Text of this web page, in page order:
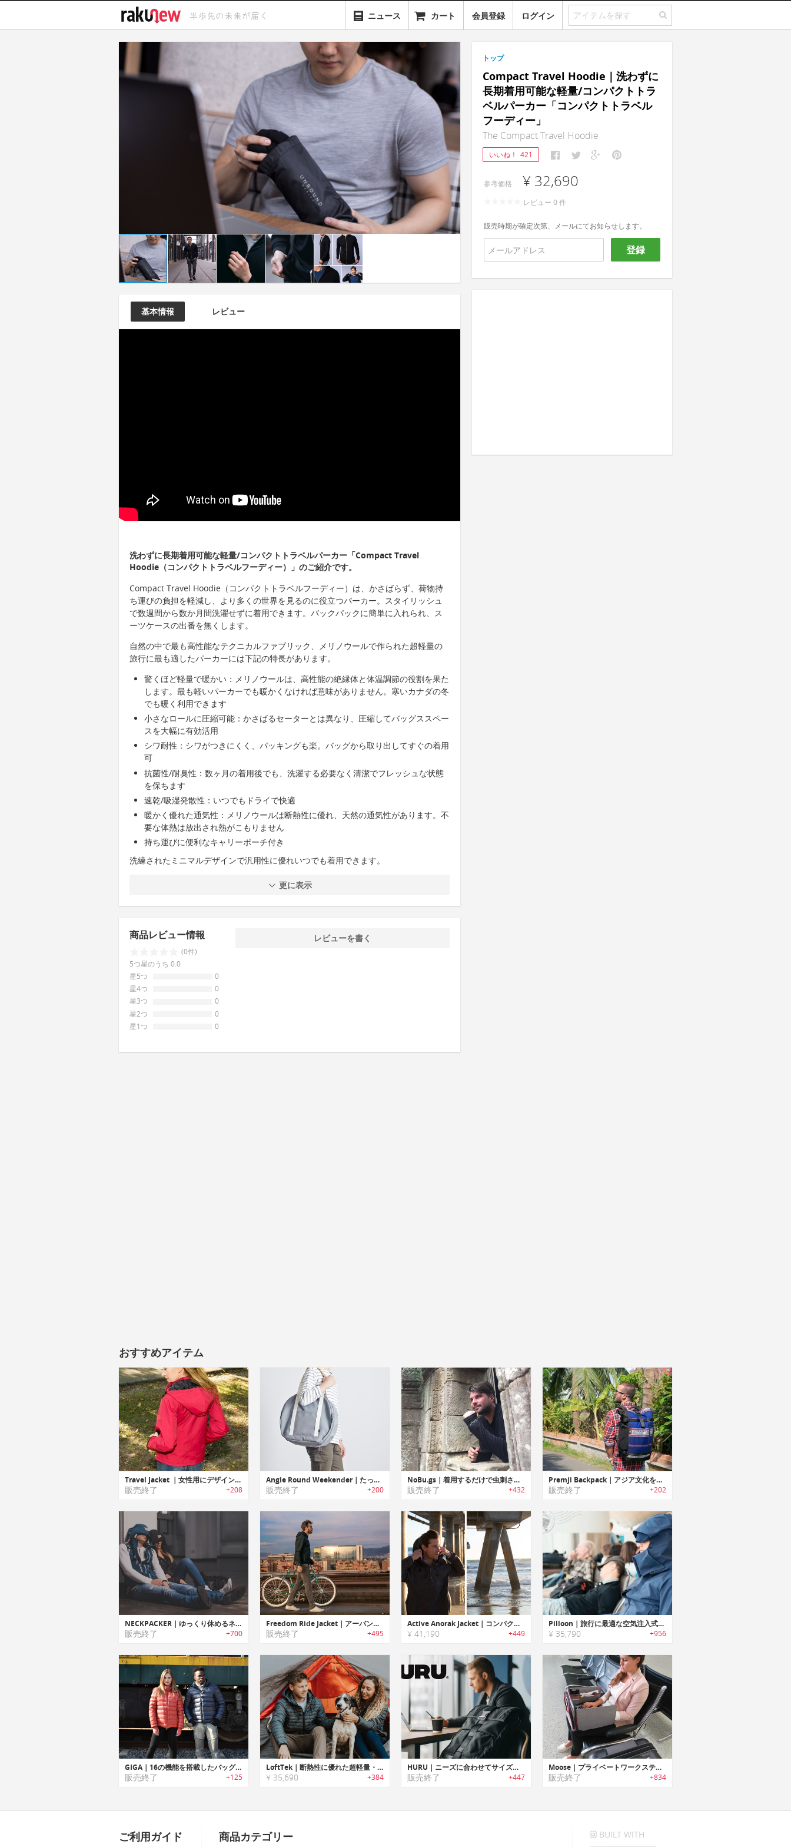
ニュース カート 会員登録 ログイン
基本情報 レビュー
洗わずに長期着用可能な軽量/コンパクトトラベルパーカー「Compact Travel
Hoodie（コンパクトトラベルフーディー）」のご紹介です。
Compact Travel Hoodie（コンパクトトラベルフーディー）は、かさばらず、荷物持
ち運びの負担を軽減し、より多くの世界を見るのに役立つパーカー。スタイリッシュ
で数週間から数か月間洗濯せずに着用できます。バックパックに簡単に入れられ、ス
ーツケースの出番を無くします。
自然の中で最も高性能なテクニカルファブリック、メリノウールで作られた超軽量の
旅行に最も適したパーカーには下記の特長があります。
驚くほど軽量で暖かい：メリノウールは、高性能の絶縁体と体温調節の役割を果た
します。最も軽いパーカーでも暖かくなければ意味がありません。寒いカナダの冬
でも暖く利用できます
小さなロールに圧縮可能：かさばるセーターとは異なり、圧縮してバッグススペー
スを大幅に有効活用
シワ耐性：シワがつきにくく、パッキングも楽。バッグから取り出してすぐの着用
可
抗菌性/耐臭性：数ヶ月の着用後でも、洗濯する必要なく清潔でフレッシュな状態
を保ちます
速乾/吸湿発散性：いつでもドライで快適
暖かく優れた通気性：メリノウールは断熱性に優れ、天然の通気性があります。不
要な体熱は放出され熱がこもりません
持ち運びに便利なキャリーポーチ付き
洗練されたミニマルデザインで汎用性に優れいつでも着用できます。
更に表示
商品レビュー情報
(0件)
5つ星のうち 0.0
星5つ
0
星4つ
0
星3つ
0
星2つ
0
星1つ
0
レビューを書く
トップ
Compact Travel Hoodie｜洗わずに
長期着用可能な軽量/コンパクトトラ
ベルパーカー「コンパクトトラベル
フーディー」
The Compact Travel Hoodie
いいね！ 421
参考価格 ¥ 32,690
レビュー 0 件
販売時期が確定次第、メールにてお知らせします。
登録
おすすめアイテム
Travel Jacket ｜女性用にデザインされた収納力抜群のトラベルジャケット
販売終了 +208
Angie Round Weekender｜たっぷり収納のコンパクトラウンド型トラベルバッグ「アンジーラウンドウィークエンダー」
販売終了 +200
NoBu.gs｜着用するだけで虫刺されからあなたを守るトラベルパーカー「ノーバグズ」
販売終了 +432
Premji Backpack｜アジア文化を伝承する生地を使ったエスニックバックパック「プレムジ」
販売終了 +202
NECKPACKER｜ゆっくり休めるネックピロー搭載の多機能ジャケット/ベスト「ネックパッカー」
販売終了 +700
Freedom Ride Jacket｜アーバンサイクリングに最適な多機能ジャケット「フリーダムライド」
販売終了 +495
Active Anorak Jacket｜コンパクトに折りたたみ可能なハイパフォーマンスジャケット「アクティブアノラック」
¥ 41,190 +449
Pilloon｜旅行に最適な空気注入式トラベルピロー搭載多機能トラベルジャケット「パルーンジャケット」
¥ 35,790 +956
GIGA｜16の機能を搭載したバッグやクッションに変身する多機能トラベルジャケット「ギガ」
販売終了 +125
LoftTek｜断熱性に優れた超軽量・ハイパフォーマンスアドベンチャージャケット「ロフテック」
¥ 35,690 +384
HURU｜ニーズに合わせてサイズ変更可能なタフユースバックパック「フル」
販売終了 +447
Moose｜プライベートワークステーションになるノートPCバッグ「ムース」
販売終了 +834
ご利用ガイド 商品カテゴリー BUILT WITH